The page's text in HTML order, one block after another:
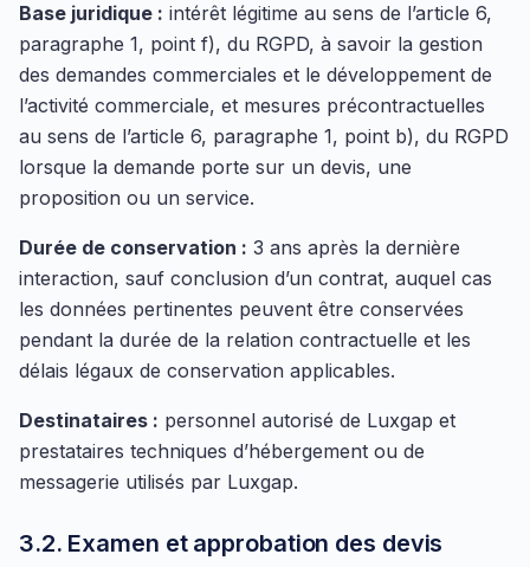
Base juridique : intérêt légitime au sens de l’article 6,
paragraphe 1, point f), du RGPD, à savoir la gestion
des demandes commerciales et le développement de
l’activité commerciale, et mesures précontractuelles
au sens de l’article 6, paragraphe 1, point b), du RGPD
lorsque la demande porte sur un devis, une
proposition ou un service.
Durée de conservation : 3 ans après la dernière
interaction, sauf conclusion d’un contrat, auquel cas
les données pertinentes peuvent être conservées
pendant la durée de la relation contractuelle et les
délais légaux de conservation applicables.
Destinataires : personnel autorisé de Luxgap et
prestataires techniques d’hébergement ou de
messagerie utilisés par Luxgap.
3.2. Examen et approbation des devis